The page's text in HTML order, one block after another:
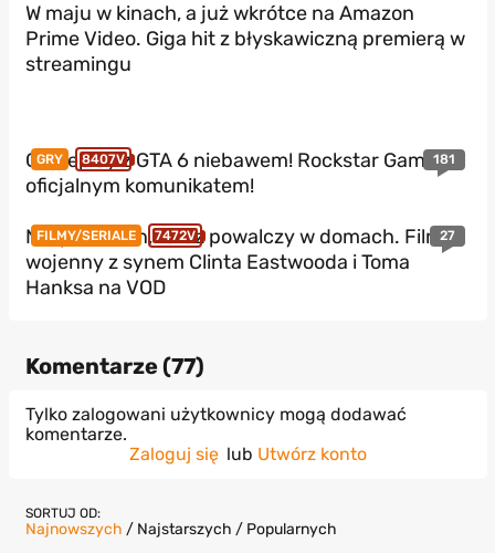
W maju w kinach, a już wkrótce na Amazon
Prime Video. Giga hit z błyskawiczną premierą w
streamingu
GRY 8407V 181
Gameplay z GTA 6 niebawem! Rockstar Games z
oficjalnym komunikatem!
FILMY/SERIALE 7472V 27
Nie podbił kin, teraz powalczy w domach. Film
wojenny z synem Clinta Eastwooda i Toma
Hanksa na VOD
Komentarze (77)
Tylko zalogowani użytkownicy mogą dodawać
komentarze.
Zaloguj się lub Utwórz konto
SORTUJ OD:
Najnowszych / Najstarszych / Popularnych